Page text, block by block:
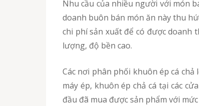
Nhu cầu của nhiều người với món bánh mì cá chả ngày càng nhiều, người tiêu dùng ngày một ưa thích món bánh mì chả cá này hơn nên việc kinh
doanh buôn bán món ăn này thu
chi phí sản xuất để có được doanh
lượng, độ bền cao.
Các nơi phân phối khuôn ép cá chả lớn cũng là yếu tố đảm bảo quý khách mua được chiếc khuôn ép chất lượng tốt nhất. Việc lựa chọn từng chiếc
máy ép, khuôn ép chả cá tại các
đầu đã mua được sản phẩm với